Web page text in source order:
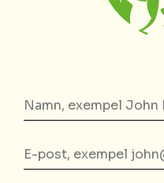
Namn*
E-
post